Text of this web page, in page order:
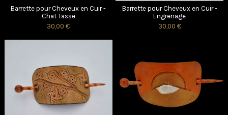
Barrette pour Cheveux en Cuir -
Chat Tasse
30,00 €
Barrette pour Cheveux en Cuir -
Engrenage
30,00 €